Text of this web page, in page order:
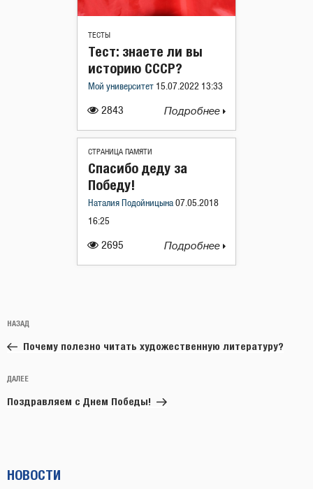
ТЕСТЫ
2843
Тест: знаете ли вы
историю СССР?
Мой университет 15.07.2022 13:33
Подробнее
СТРАНИЦА ПАМЯТИ
2695
Спасибо деду за
Победу!
Наталия Подойницына 07.05.2018
16:25
Подробнее
по
записям
Предыдущая
запись:
НАЗАД
Почему полезно читать художественную литературу?
Следующая
запись
ДАЛЕЕ
Поздравляем с Днем Победы!
НОВОСТИ